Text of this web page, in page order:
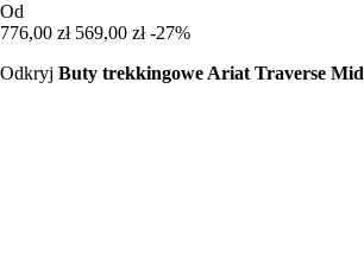
Od
776,00 zł 569,00 zł -27%
Odkryj Buty trekkingowe Ariat Traverse Mid